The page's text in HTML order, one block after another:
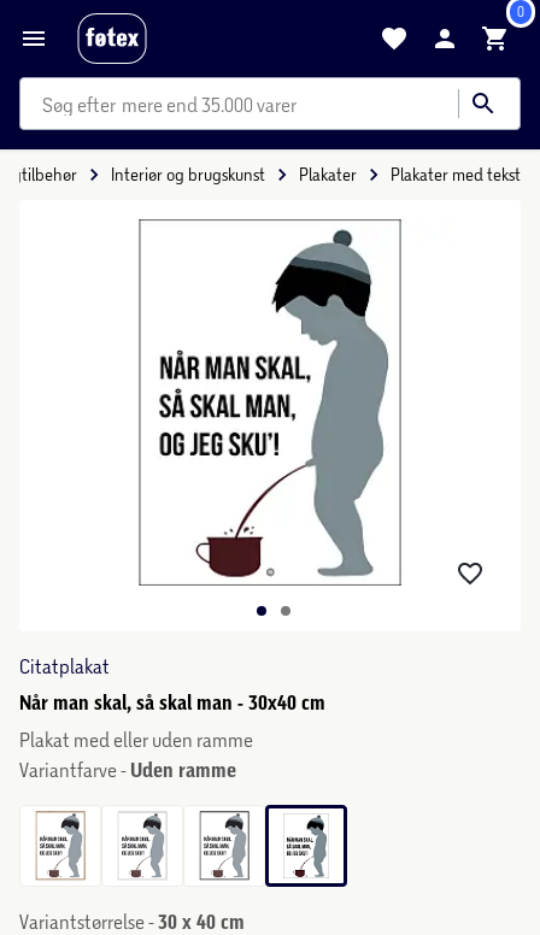
0
mere end 35.000 varer
Interiør og brugskunst Plakater Plakater med tekst
Citatplakat
Når man skal, så skal man - 30x40 cm
Plakat med eller uden ramme
Variantfarve - Uden ramme
Variantstørrelse -30 x 40 cm